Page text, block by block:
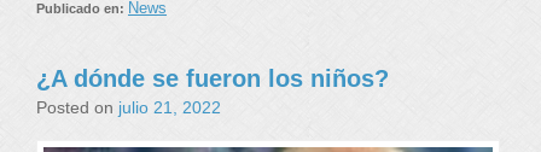
Publicado en: News
¿A dónde se fueron los niños?
Posted on julio 21, 2022